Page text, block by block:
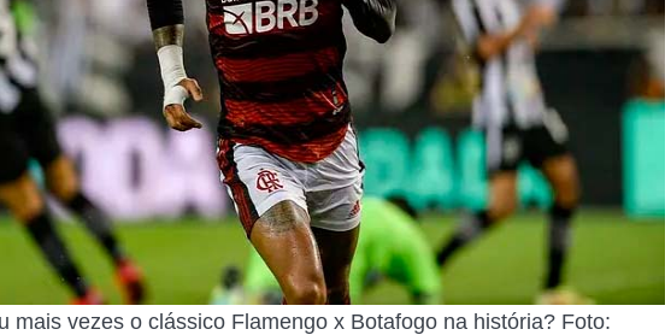
mais vezes o clássico Flamengo x Botafogo na história? Foto: